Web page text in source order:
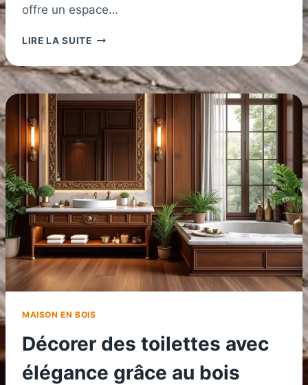
offre un espace…
LIRE LA SUITEMEUBLE
EN
BOIS
:
L’ÉLÉGANCE
CHAMBRE
D’ADOLESCENTE
MAISON EN BOIS
Décorer des toilettes avec
élégance grâce au bois